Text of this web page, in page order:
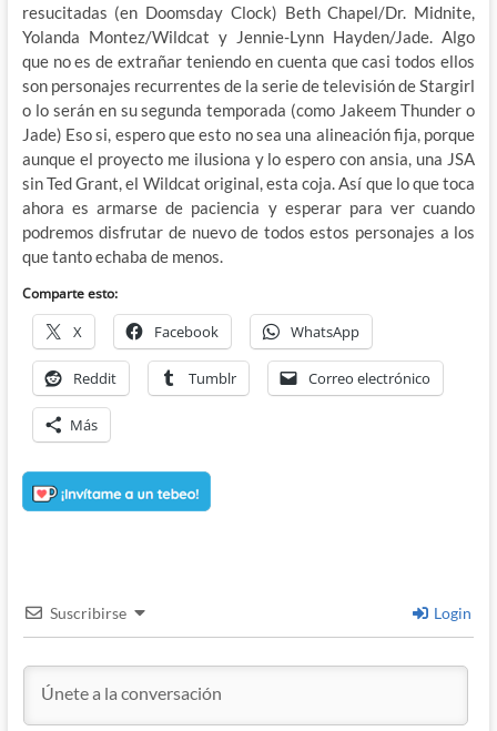
resucitadas (en Doomsday Clock) Beth Chapel/Dr. Midnite,
Yolanda Montez/Wildcat y Jennie-Lynn Hayden/Jade. Algo
que no es de extrañar teniendo en cuenta que casi todos ellos
son personajes recurrentes de la serie de televisión de Stargirl
o lo serán en su segunda temporada (como Jakeem Thunder o
Jade) Eso si, espero que esto no sea una alineación fija, porque
aunque el proyecto me ilusiona y lo espero con ansia, una JSA
sin Ted Grant, el Wildcat original, esta coja. Así que lo que toca
ahora es armarse de paciencia y esperar para ver cuando
podremos disfrutar de nuevo de todos estos personajes a los
que tanto echaba de menos.
Comparte esto:
X Facebook WhatsApp
Reddit Tumblr Correo electrónico
Más
Suscribirse Login